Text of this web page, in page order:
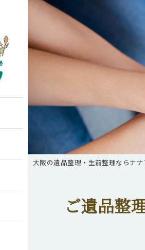
大阪の遺品整理・生前整理ならナナ
ご遺品整